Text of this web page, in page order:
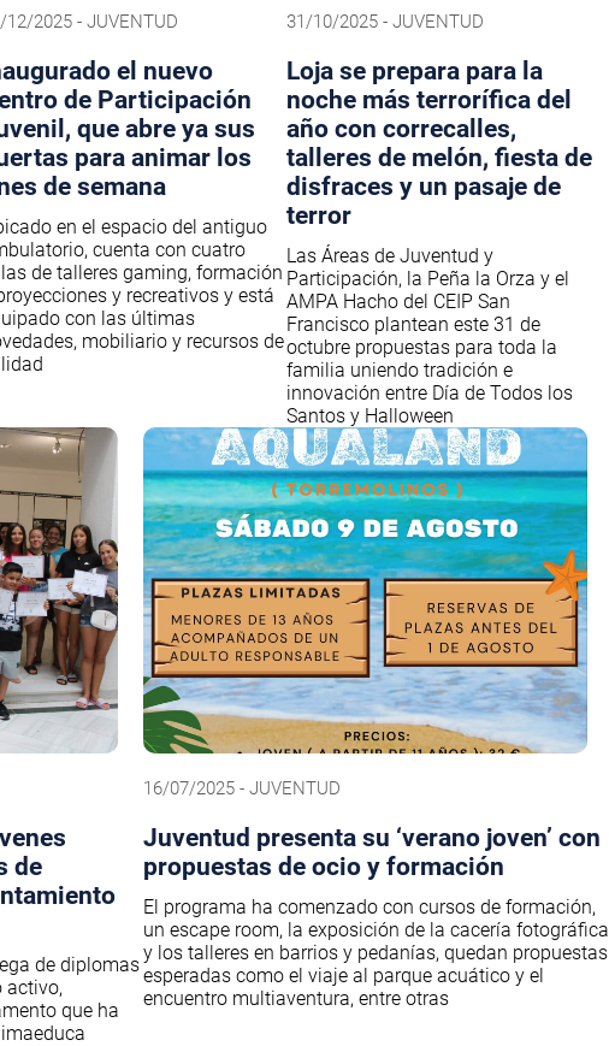
12/2025 - JUVENTUD
el nuevo
de Participación
que abre ya sus
para animar los
de semana
en el espacio del antiguo
cuenta con cuatro
de talleres gaming, formación
y recreativos y está
con las últimas
mobiliario y recursos de
31/10/2025 - JUVENTUD
Loja se prepara para la
noche más terrorífica del
año con correcalles,
talleres de melón, fiesta de
disfraces y un pasaje de
terror
Las Áreas de Juventud y
Participación, la Peña la Orza y el
AMPA Hacho del CEIP San
Francisco plantean este 31 de
octubre propuestas para toda la
familia uniendo tradición e
innovación entre Día de Todos los
Santos y Halloween
de
de diplomas
activo,
que ha
16/07/2025 - JUVENTUD
Juventud presenta su ‘verano joven’ con
propuestas de ocio y formación
El programa ha comenzado con cursos de formación,
un escape room, la exposición de la cacería fotográfica
y los talleres en barrios y pedanías, quedan propuestas
esperadas como el viaje al parque acuático y el
encuentro multiaventura, entre otras